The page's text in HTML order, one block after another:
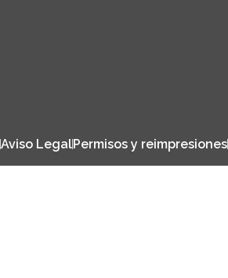
Aviso LegalPermisos y reimpresiones